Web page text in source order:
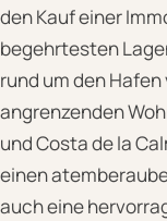
den Kauf einer
begehrtesten
rund um den
angrenzenden
und Costa de la
einen
auch eine